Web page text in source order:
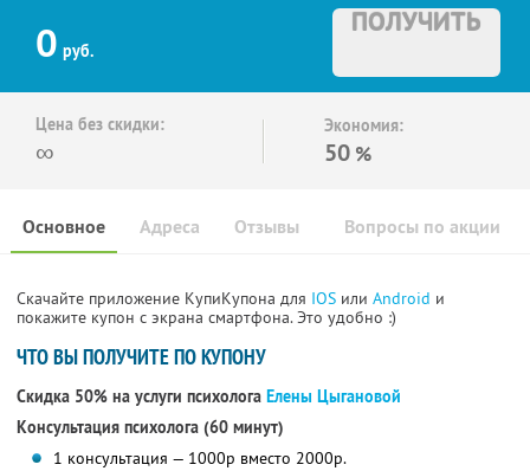
0 руб.
ПОЛУЧИТЬ
Цена без скидки:
∞
Экономия:
50 %
Основное Отзывы Вопросы по акции
Адреса
Скачайте приложение КупиКупона для IOS или Android и
покажите купон с экрана смартфона. Это удобно :)
ЧТО ВЫ ПОЛУЧИТЕ ПО КУПОНУ
Скидка 50% на услуги психолога Елены Цыгановой
Консультация психолога (60 минут)
1 консультация — 1000р вместо 2000р.